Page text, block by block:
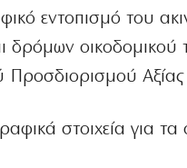
εντοπισμό του
δρόμων οικοδομικού
Προσδιορισμού
στοιχεία για τα